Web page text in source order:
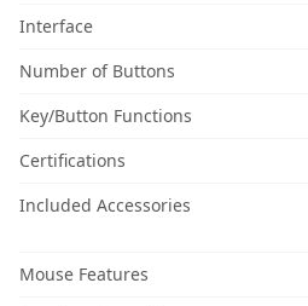
Interface
Number of Buttons
Key/Button Functions
Certifications
Included Accessories
Mouse Features